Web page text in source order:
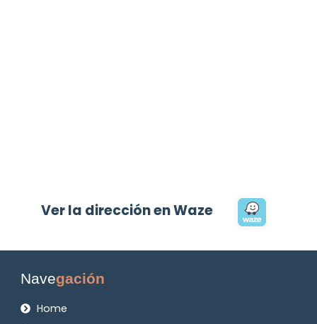
Ver la dirección en Waze
Navegación
Home